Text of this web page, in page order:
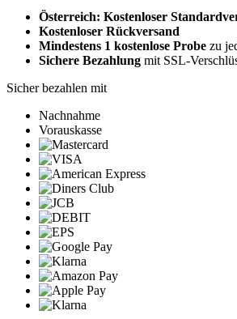
Österreich: Kostenloser
Kostenloser Rückversand
Mindestens 1 kostenlose Probe zu
Sichere Bezahlung mit SSL-
Sicher bezahlen mit
Nachnahme
Vorauskasse